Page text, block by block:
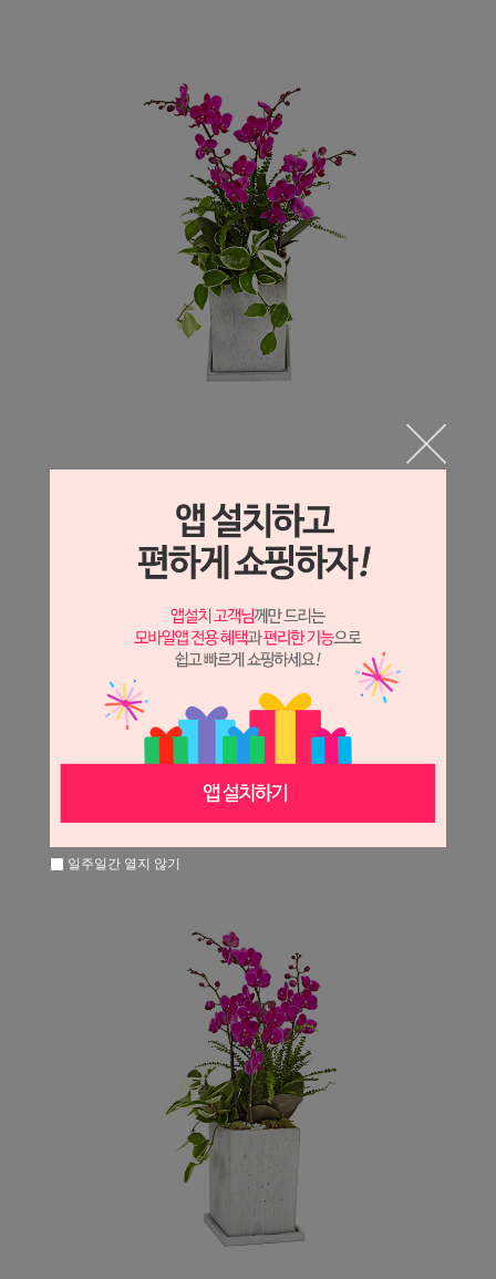
일주일간 열지 않기